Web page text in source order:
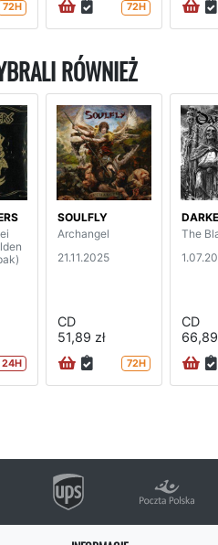
72H 72H
RÓWNIEŻ
24H
SOULFLY
Archangel
21.11.2025
CD
51,89 zł
72H
The
CD
66,89